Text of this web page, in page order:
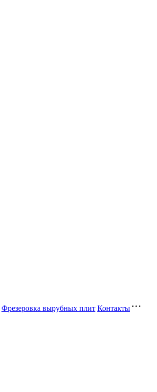
Фрезеровка вырубных плит Контакты